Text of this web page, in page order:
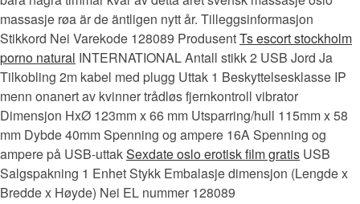
massasje røa är de äntligen nytt år. Tilleggsinformasjon
Stikkord Nei Varekode 128089 ProdusentTs escort stockholm
porno natural INTERNATIONAL Antall stikk 2 USB Jord Ja
Tilkobling 2m kabel med plugg Uttak 1 Beskyttelsesklasse IP
menn onanert av kvinner trådløs fjernkontroll vibrator
Dimensjon HxØ 123mm x 66 mm Utsparring/hull 115mm x 58
mm Dybde 40mm Spenning og ampere 16A Spenning og
ampere på USB-uttakSexdate oslo erotisk film gratis USB
Salgspakning 1 Enhet Stykk Embalasje dimensjon (Lengde x
Bredde x Høyde) Nei EL nummer 128089